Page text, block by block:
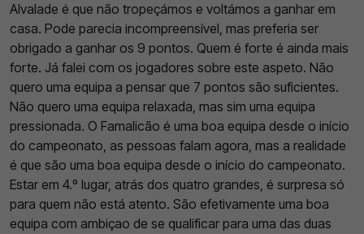
Alvalade é que não tropeçámos e voltámos a ganhar em
casa. Pode parecia incompreensível, mas preferia ser
obrigado a ganhar os 9 pontos. Quem é forte é ainda mais
forte. Já falei com os jogadores sobre este aspeto. Não
quero uma equipa a pensar que 7 pontos são suficientes.
Não quero uma equipa relaxada, mas sim uma equipa
pressionada. O Famalicão é uma boa equipa desde o início
do campeonato, as pessoas falam agora, mas a realidade
é que são uma boa equipa desde o início do campeonato.
Estar em 4.º lugar, atrás dos quatro grandes, é surpresa só
para quem não está atento. São efetivamente uma boa
equipa com ambiçao de se qualificar para uma das duas